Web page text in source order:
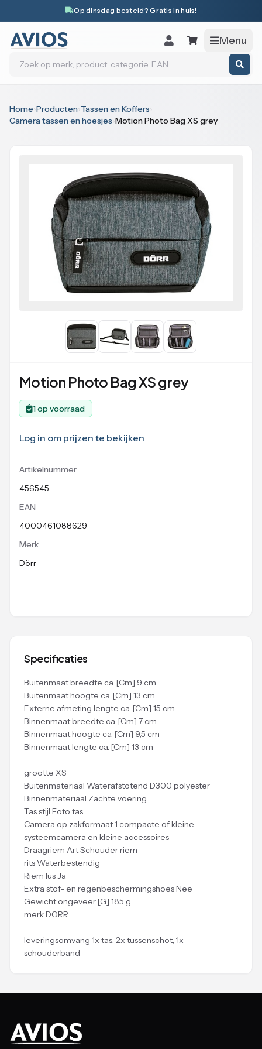
Op dinsdag besteld? Gratis in huis!
Menu
Zoeken
Home›Producten›Tassen en Koffers›
Camera tassen en hoesjes›Motion Photo Bag XS grey
Motion Photo Bag XS grey
1 op voorraad
Log in om prijzen te bekijken
Artikelnummer
456545
EAN
4000461088629
Merk
Dörr
Specificaties
Buitenmaat breedte ca. [Cm] 9 cm
Buitenmaat hoogte ca. [Cm] 13 cm
Externe afmeting lengte ca. [Cm] 15 cm
Binnenmaat breedte ca. [Cm] 7 cm
Binnenmaat hoogte ca. [Cm] 9,5 cm
Binnenmaat lengte ca. [Cm] 13 cm
grootte XS
Buitenmateriaal Waterafstotend D300 polyester
Binnenmateriaal Zachte voering
Tas stijl Foto tas
Camera op zakformaat 1 compacte of kleine
systeemcamera en kleine accessoires
Draagriem Art Schouder riem
rits Waterbestendig
Riem lus Ja
Extra stof- en regenbeschermingshoes Nee
Gewicht ongeveer [G] 185 g
merk DÖRR
leveringsomvang 1x tas, 2x tussenschot, 1x
schouderband